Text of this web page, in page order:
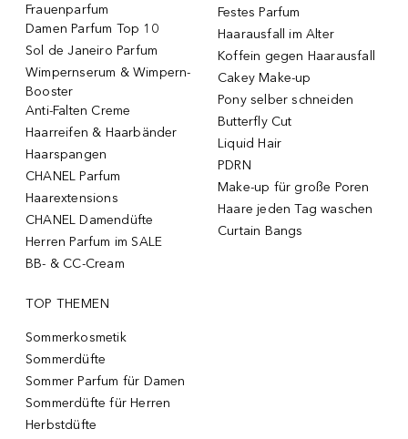
Frauenparfum
Damen Parfum Top 10
Sol de Janeiro Parfum
Wimpernserum & Wimpern-
Booster
Anti-Falten Creme
Haarreifen & Haarbänder
Haarspangen
CHANEL Parfum
Haarextensions
CHANEL Damendüfte
Herren Parfum im SALE
BB- & CC-Cream
Festes Parfum
Haarausfall im Alter
Koffein gegen Haarausfall
Cakey Make-up
Pony selber schneiden
Butterfly Cut
Liquid Hair
PDRN
Make-up für große Poren
Haare jeden Tag waschen
Curtain Bangs
TOP THEMEN
Sommerkosmetik
Sommerdüfte
Sommer Parfum für Damen
Sommerdüfte für Herren
Herbstdüfte